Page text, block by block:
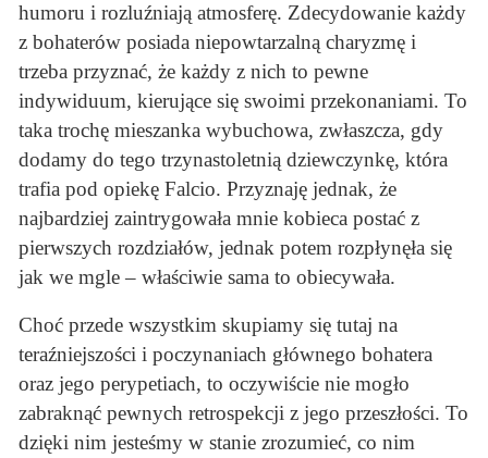
humoru i rozluźniają atmosferę. Zdecydowanie każdy
z bohaterów posiada niepowtarzalną charyzmę i
trzeba przyznać, że każdy z nich to pewne
indywiduum, kierujące się swoimi przekonaniami. To
taka trochę mieszanka wybuchowa, zwłaszcza, gdy
dodamy do tego trzynastoletnią dziewczynkę, która
trafia pod opiekę Falcio. Przyznaję jednak, że
najbardziej zaintrygowała mnie kobieca postać z
pierwszych rozdziałów, jednak potem rozpłynęła się
jak we mgle – właściwie sama to obiecywała.
Choć przede wszystkim skupiamy się tutaj na
teraźniejszości i poczynaniach głównego bohatera
oraz jego perypetiach, to oczywiście nie mogło
zabraknąć pewnych retrospekcji z jego przeszłości. To
dzięki nim jesteśmy w stanie zrozumieć, co nim